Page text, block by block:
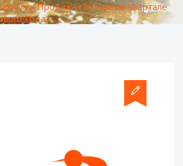
Низких Продажах В Первом Квартале
Года